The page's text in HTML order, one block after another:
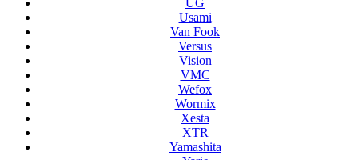
UG
Usami
Van Fook
Versus
Vision
VMC
Wefox
Wormix
Xesta
XTR
Yamashita